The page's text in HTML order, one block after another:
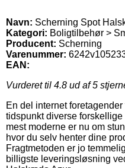
Navn: Scherning Spot
Kategori: Boligtilbehør >
Producent: Scherning
Varenummer:
EAN:
Vurderet til 4.8 ud af 5
En del internet
tidspunkt diverse
mest moderne er nu om
hvor du selv henter dine
Fragtmetoden er jo
billigste leveringsløsning